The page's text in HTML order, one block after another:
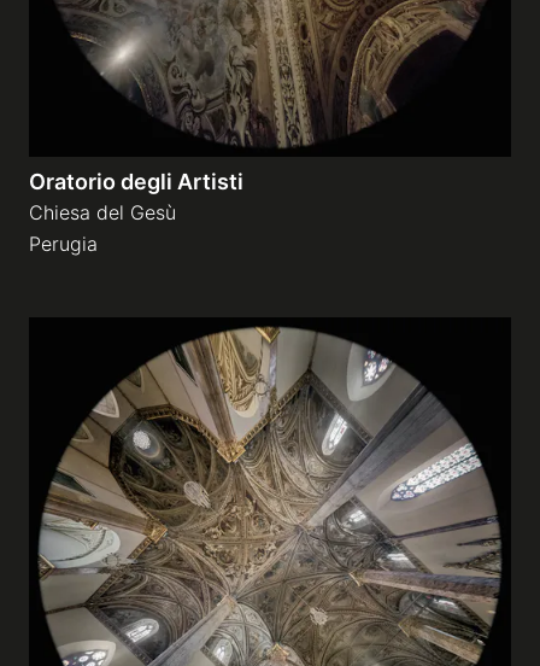
Oratorio degli Artisti
Chiesa del Gesù
Perugia